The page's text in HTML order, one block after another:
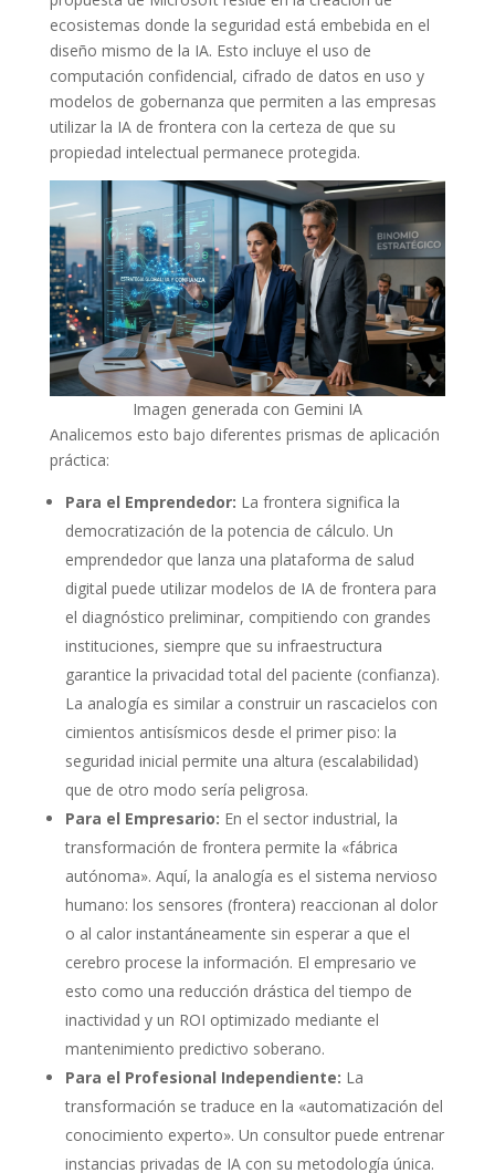
ecosistemas donde la seguridad está embebida en el
diseño mismo de la IA. Esto incluye el uso de
computación confidencial, cifrado de datos en uso y
modelos de gobernanza que permiten a las empresas
utilizar la IA de frontera con la certeza de que su
propiedad intelectual permanece protegida.
Imagen generada con Gemini IA
Analicemos esto bajo diferentes prismas de aplicación
práctica:
Para el Emprendedor: La frontera significa la
democratización de la potencia de cálculo. Un
emprendedor que lanza una plataforma de salud
digital puede utilizar modelos de IA de frontera para
el diagnóstico preliminar, compitiendo con grandes
instituciones, siempre que su infraestructura
garantice la privacidad total del paciente (confianza).
La analogía es similar a construir un rascacielos con
cimientos antisísmicos desde el primer piso: la
seguridad inicial permite una altura (escalabilidad)
que de otro modo sería peligrosa.
Para el Empresario: En el sector industrial, la
transformación de frontera permite la «fábrica
autónoma». Aquí, la analogía es el sistema nervioso
humano: los sensores (frontera) reaccionan al dolor
o al calor instantáneamente sin esperar a que el
cerebro procese la información. El empresario ve
esto como una reducción drástica del tiempo de
inactividad y un ROI optimizado mediante el
mantenimiento predictivo soberano.
Para el Profesional Independiente: La
transformación se traduce en la «automatización del
conocimiento experto». Un consultor puede entrenar
instancias privadas de IA con su metodología única.